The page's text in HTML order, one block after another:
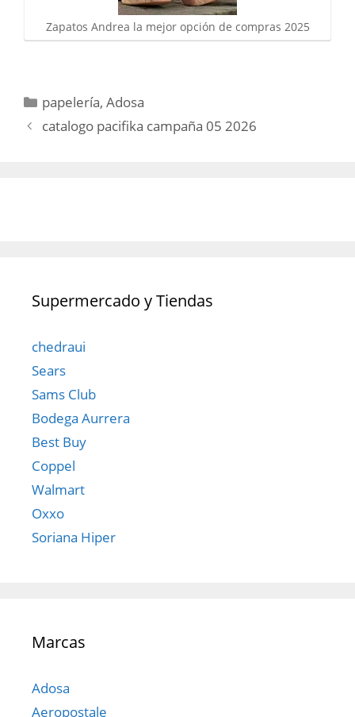
Zapatos Andrea la mejor opción de compras 2025
Categorías
papelería,Adosa
catalogo pacifika campaña 05 2026
Supermercado y Tiendas
chedraui
Sears
Sams Club
Bodega Aurrera
Best Buy
Coppel
Walmart
Oxxo
Soriana Hiper
Marcas
Adosa
Aeropostale